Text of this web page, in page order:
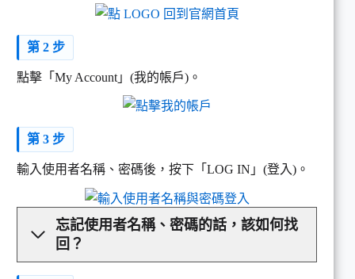
第 2 步
點擊「My Account」(我的帳戶)。
第 3 步
輸入使用者名稱、密碼後，按下「LOG IN」(登入)。
忘記使用者名稱、密碼的話，該如何找
回？